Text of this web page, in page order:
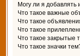
Могу ли я
Что такое важные
Что такое
Что такое
Что такое закрытые
Что такое значки